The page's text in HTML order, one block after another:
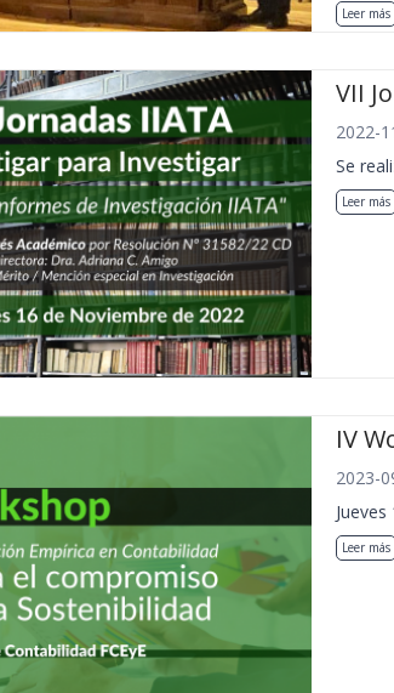
Leer más
VII
2022-
Se
Leer más
IV
2023-
Leer más